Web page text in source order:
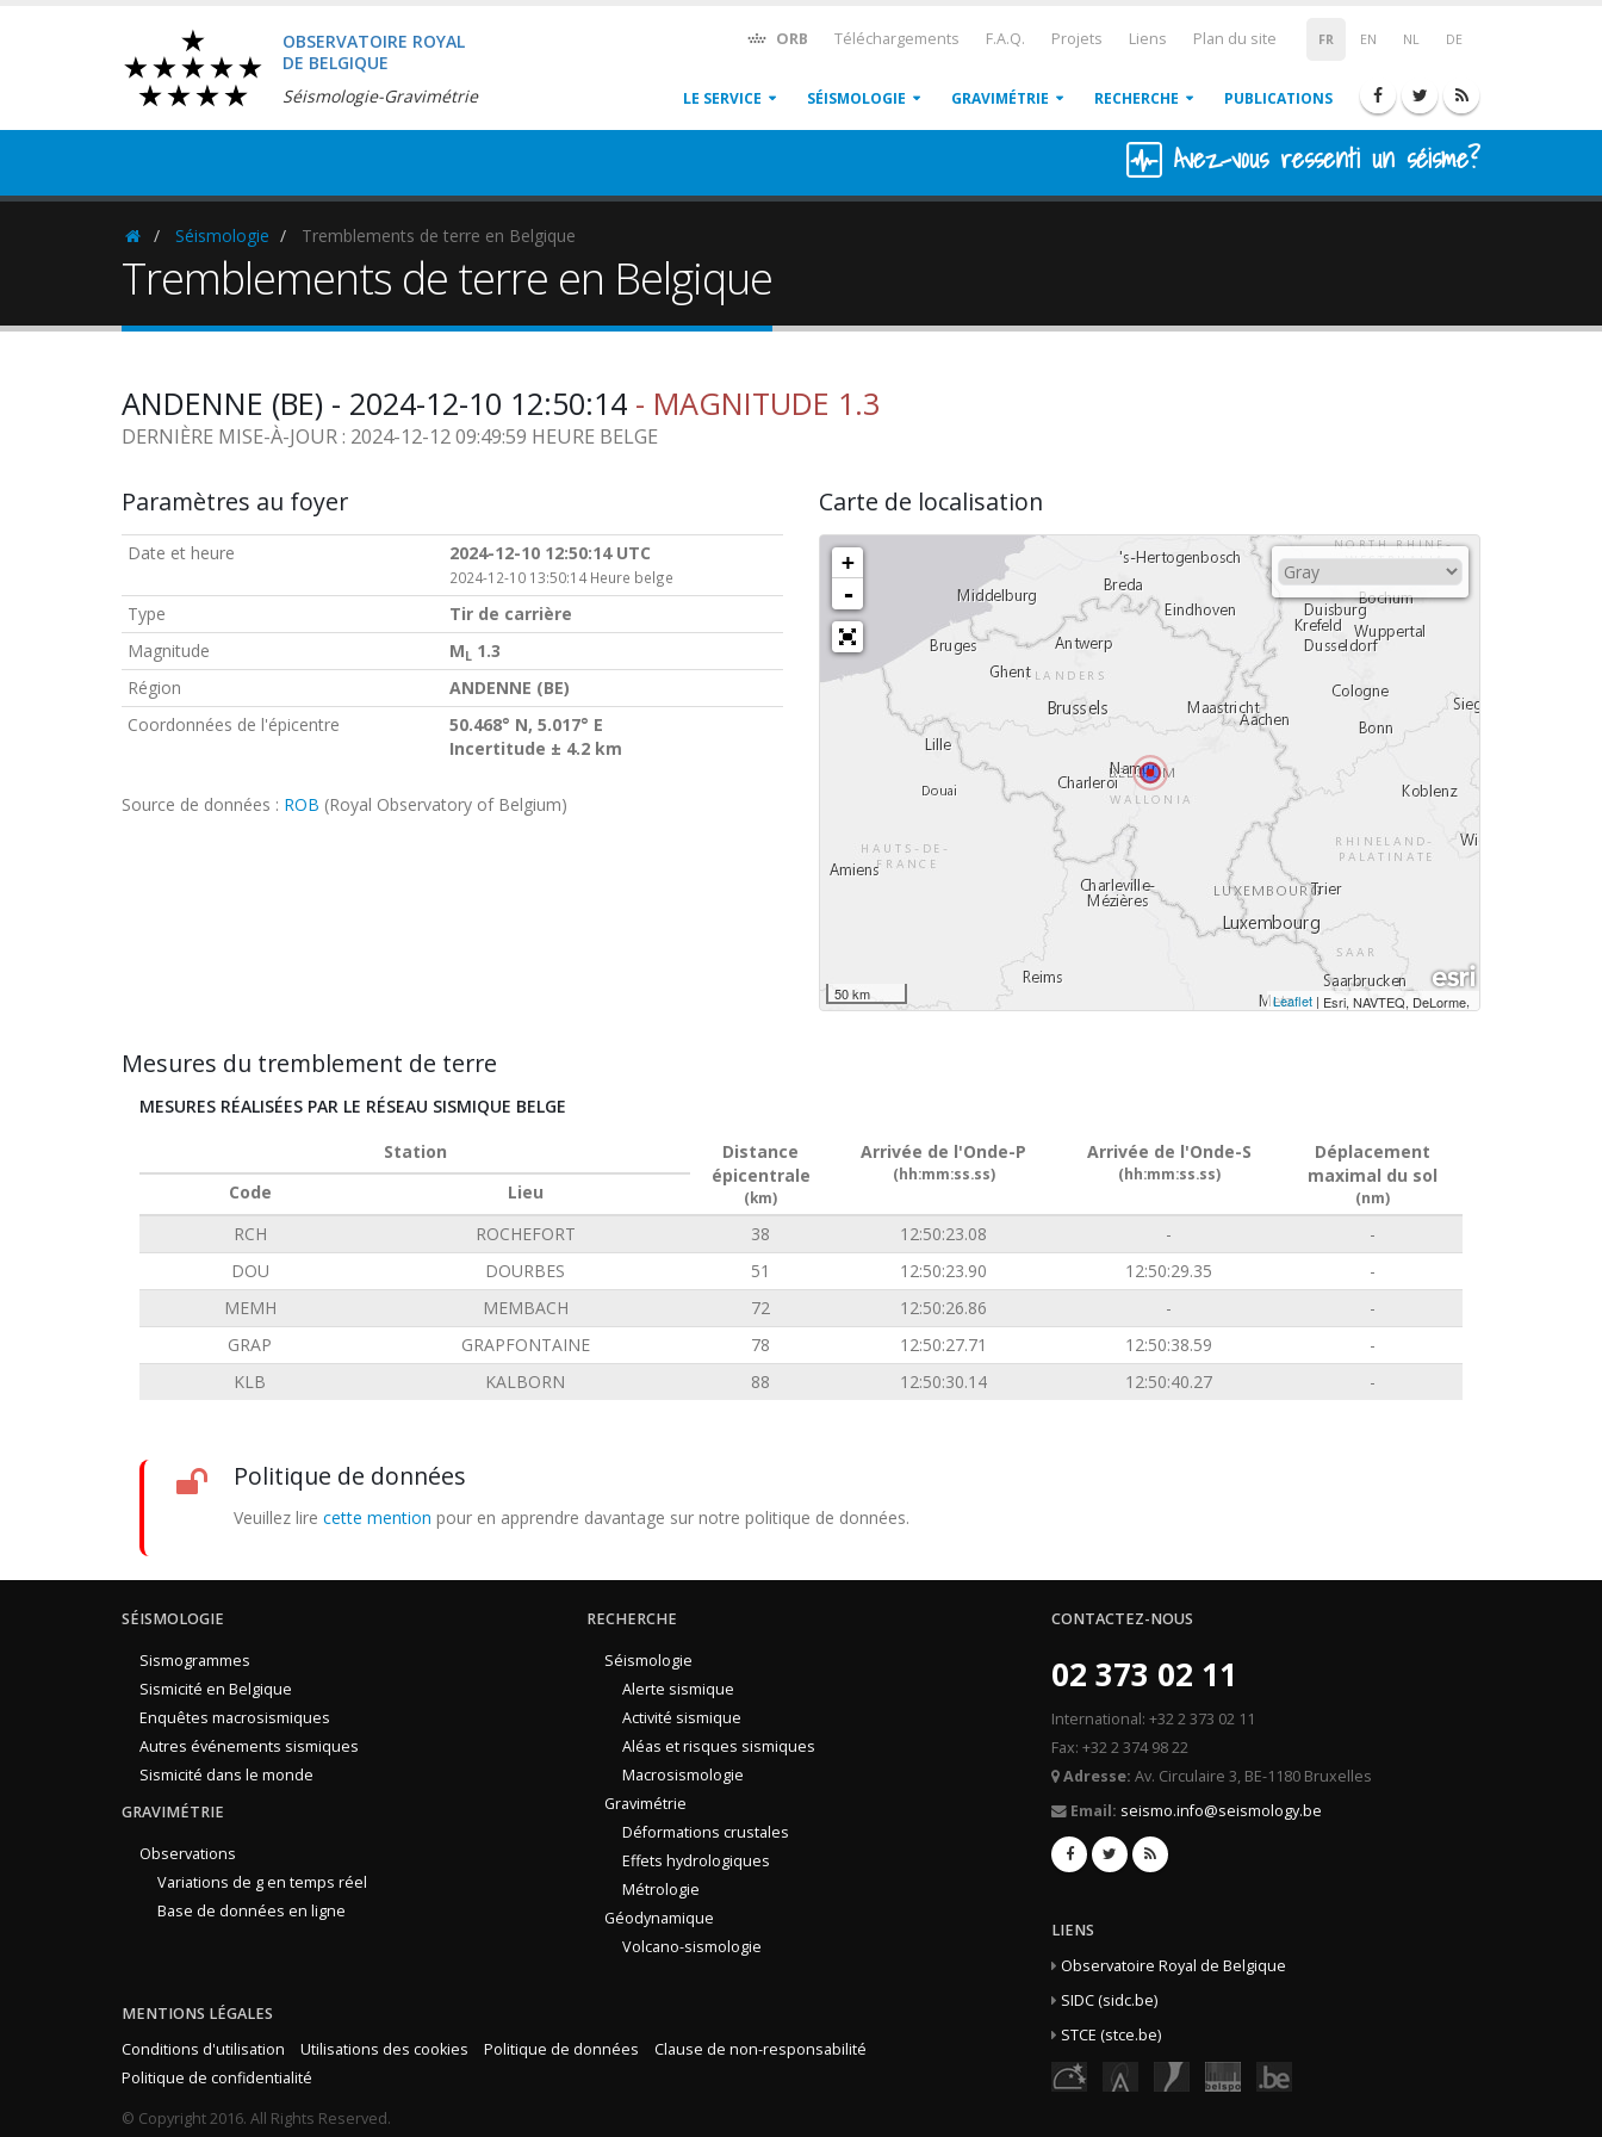
OBSERVATOIRE ROYAL
DE BELGIQUE
Séismologie-Gravimétrie
FR EN NL DE
ORB Téléchargements F.A.Q. Projets Liens Plan du site
LE SERVICE SÉISMOLOGIE GRAVIMÉTRIE RECHERCHE PUBLICATIONS
Avez-vous ressenti un séisme?
HomepageSéismologie Tremblements de terre en Belgique
Tremblements de terre en Belgique
ANDENNE (BE) - 2024-12-10 12:50:14 - MAGNITUDE 1.3
DERNIÈRE MISE-À-JOUR : 2024-12-12 09:49:59 HEURE BELGE
Paramètres au foyer
Date et heure 2024-12-10 12:50:14 UTC
2024-12-10 13:50:14 Heure belge
Type
Tir de carrière
Magnitude
ML 1.3
Région
ANDENNE (BE)
Coordonnées de l'épicentre
50.468° N, 5.017° E
Incertitude ± 4.2 km
Source de données : ROB (Royal Observatory of Belgium)
Carte de localisation
+
-
50 km Leaflet | Esri, NAVTEQ, DeLorme,
Mesures du tremblement de terre
MESURES RÉALISÉES PAR LE RÉSEAU SISMIQUE BELGE
Station
Distance
épicentrale
(km)
Arrivée de l'Onde-P
(hh:mm:ss.ss)
Arrivée de l'Onde-S
(hh:mm:ss.ss)
Déplacement
maximal du sol
(nm)
Code
Lieu
RCH
ROCHEFORT 38 12:50:23.08 -
-
DOU
DOURBES 51 12:50:23.90 12:50:29.35
-
MEMH
MEMBACH 72 12:50:26.86 -
-
GRAP
GRAPFONTAINE 78 12:50:27.71 12:50:38.59
-
KLB
KALBORN 88 12:50:30.14 12:50:40.27 -
Politique de données
Veuillez lire cette mention pour en apprendre davantage sur notre politique de données.
SÉISMOLOGIE
Sismogrammes
Sismicité en Belgique
Enquêtes macrosismiques
Autres événements sismiques
Sismicité dans le monde
GRAVIMÉTRIE
Observations
Variations de g en temps réel
Base de données en ligne
RECHERCHE
Séismologie
Alerte sismique
Activité sismique
Aléas et risques sismiques
Macrosismologie
Gravimétrie
Déformations crustales
Effets hydrologiques
Métrologie
Géodynamique
Volcano-sismologie
MENTIONS LÉGALES
Conditions d'utilisation
Utilisations des cookies Politique de données
Clause de non-responsabilité
Politique de confidentialité
CONTACTEZ-NOUS
02 373 02 11
International: +32 2 373 02 11
Fax: +32 2 374 98 22
Adresse: Av. Circulaire 3, BE-1180 Bruxelles
Email: seismo.info@seismology.be
LIENS
Observatoire Royal de Belgique
SIDC (sidc.be)
STCE (stce.be)
© Copyright 2016. All Rights Reserved.